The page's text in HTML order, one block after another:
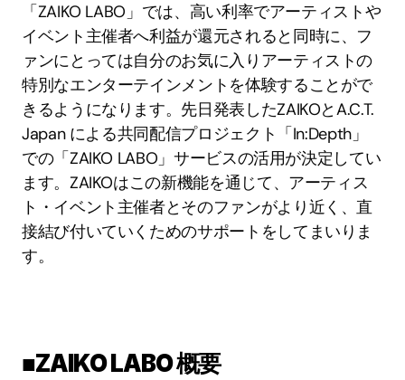
「ZAIKO LABO」では、高い利率でアーティストや
イベント主催者へ利益が還元されると同時に、フ
ァンにとっては自分のお気に入りアーティストの
特別なエンターテインメントを体験することがで
きるようになります。先日発表したZAIKOとA.C.T.
Japan による共同配信プロジェクト「In:Depth」
での「ZAIKO LABO」サービスの活用が決定してい
ます。ZAIKOはこの新機能を通じて、アーティス
ト・イベント主催者とそのファンがより近く、直
接結び付いていくためのサポートをしてまいりま
す。
■ZAIKO LABO 概要